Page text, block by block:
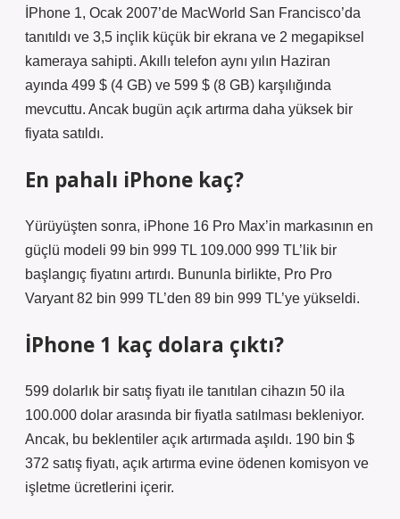
İPhone 1, Ocak 2007’de MacWorld San Francisco’da
tanıtıldı ve 3,5 inçlik küçük bir ekrana ve 2 megapiksel
kameraya sahipti. Akıllı telefon aynı yılın Haziran
ayında 499 $ (4 GB) ve 599 $ (8 GB) karşılığında
mevcuttu. Ancak bugün açık artırma daha yüksek bir
fiyata satıldı.
En pahalı iPhone kaç?
Yürüyüşten sonra, iPhone 16 Pro Max’in markasının en
güçlü modeli 99 bin 999 TL 109.000 999 TL’lik bir
başlangıç ​​fiyatını artırdı. Bununla birlikte, Pro Pro
Varyant 82 bin 999 TL’den 89 bin 999 TL’ye yükseldi.
İPhone 1 kaç dolara çıktı?
599 dolarlık bir satış fiyatı ile tanıtılan cihazın 50 ila
100.000 dolar arasında bir fiyatla satılması bekleniyor.
Ancak, bu beklentiler açık artırmada aşıldı. 190 bin $
372 satış fiyatı, açık artırma evine ödenen komisyon ve
işletme ücretlerini içerir.